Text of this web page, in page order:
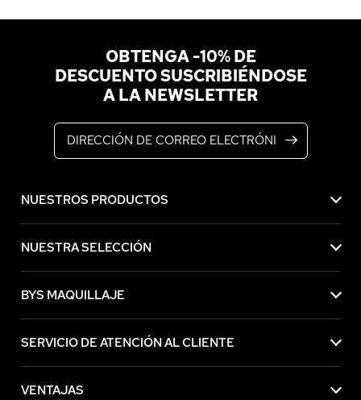
OBTENGA -10% DE
DESCUENTO SUSCRIBIÉNDOSE
A LA NEWSLETTER
NUESTROS PRODUCTOS
NUESTRA SELECCIÓN
BYS MAQUILLAJE
SERVICIO DE ATENCIÓN AL CLIENTE
VENTAJAS